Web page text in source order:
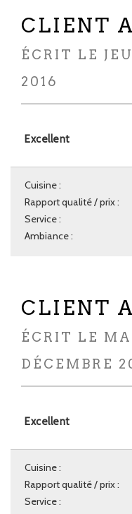
CLIENT A
ÉCRIT LE
2016
Excellent
Cuisine :
Rapport qualité / prix :
Service :
Ambiance :
CLIENT A
ÉCRIT LE
DÉCEMBRE
Excellent
Cuisine :
Rapport qualité / prix :
Service :